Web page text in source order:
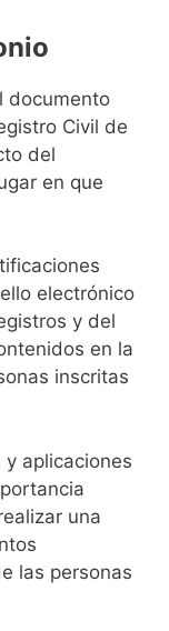
documento
Civil de
del
en que
electrónico
y del
en la
inscritas
aplicaciones
una
las personas